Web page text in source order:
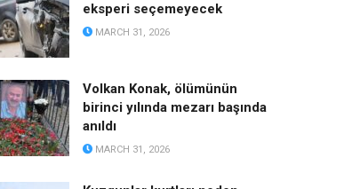
eksperi seçemeyecek
MARCH 31, 2026
Volkan Konak, ölümünün
birinci yılında mezarı başında
anıldı
MARCH 31, 2026